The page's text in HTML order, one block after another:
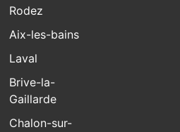
Rodez
Aix-les-bains
Laval
Brive-la-
Gaillarde
Chalon-sur-